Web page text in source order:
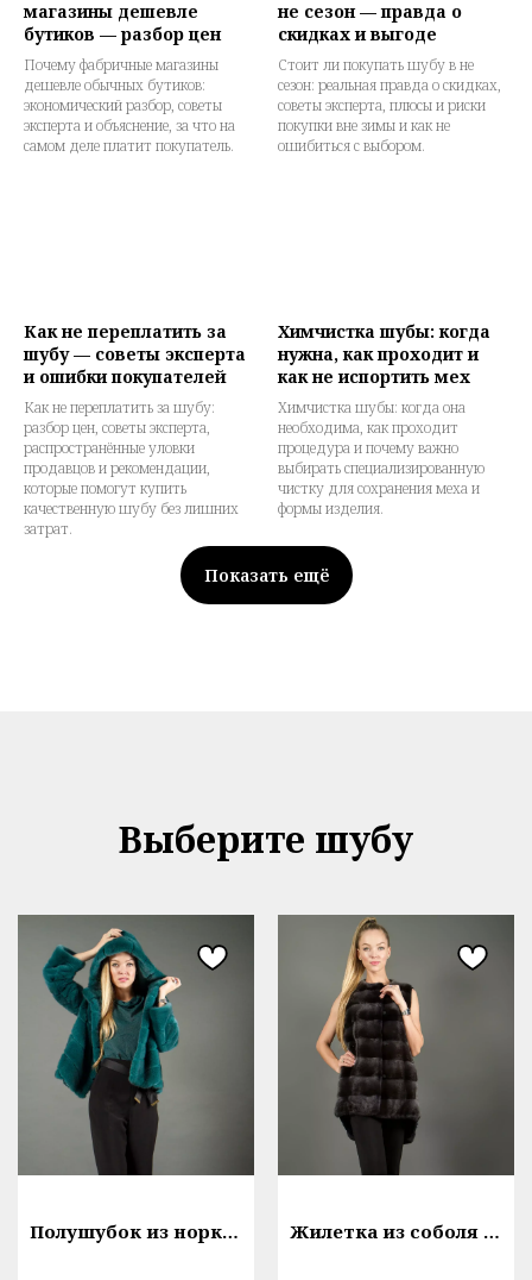
магазины дешевле
бутиков — разбор цен
Почему фабричные магазины
дешевле обычных бутиков:
экономический разбор, советы
эксперта и объяснение, за что на
самом деле платит покупатель.
не сезон — правда о
скидках и выгоде
Стоит ли покупать шубу в не
сезон: реальная правда о скидках,
советы эксперта, плюсы и риски
покупки вне зимы и как не
ошибиться с выбором.
Как не переплатить за
шубу — советы эксперта
и ошибки покупателей
Как не переплатить за шубу:
разбор цен, советы эксперта,
распространённые уловки
продавцов и рекомендации,
которые помогут купить
качественную шубу без лишних
затрат.
Химчистка шубы: когда
нужна, как проходит и
как не испортить мех
Химчистка шубы: когда она
необходима, как проходит
процедура и почему важно
выбирать специализированную
чистку для сохранения меха и
формы изделия.
Показать ещё
Выберите шубу
Полушубок из норки с капюшоном в изумрудном цвете Жилетка из соболя с прямым кроем